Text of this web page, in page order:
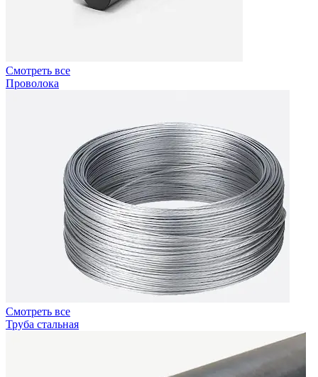
Смотреть все
Проволока
Смотреть все
Труба стальная